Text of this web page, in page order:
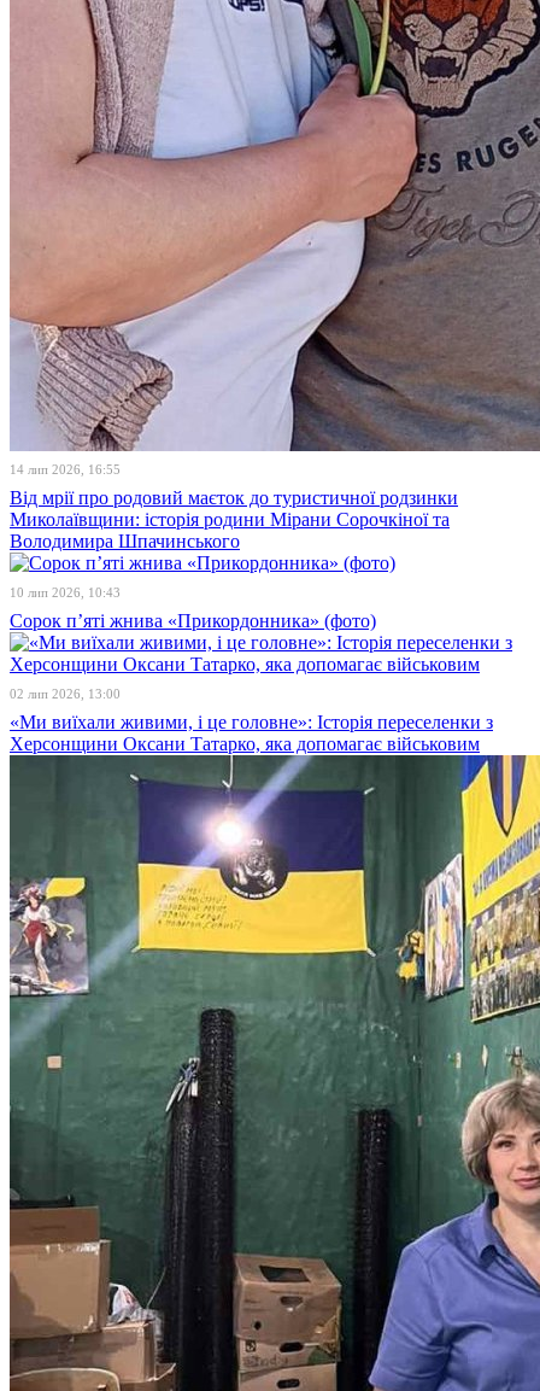
14 лип 2026, 16:55
Від мрії про родовий маєток до туристичної родзинки
Миколаївщини: історія родини Мірани Сорочкіної та
Володимира Шпачинського
10 лип 2026, 10:43
Сорок п’яті жнива «Прикордонника» (фото)
02 лип 2026, 13:00
«Ми виїхали живими, і це головне»: Історія переселенки з
Херсонщини Оксани Татарко, яка допомагає військовим